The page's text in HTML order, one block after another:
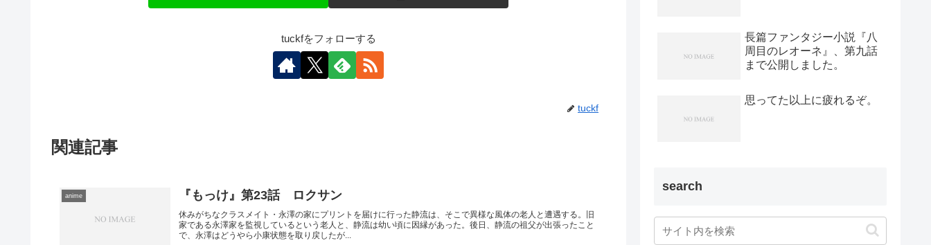
tuckfをフォローする
tuckf
関連記事
anime 『もっけ』第23話 ロクサン
休みがちなクラスメイト・永澤の家にプリントを届けに行った静流は、そこで異様な風体の老人と遭遇する。旧
家である永澤家を監視しているという老人と、静流は幼い頃に因縁があった。後日、静流の祖父が出張ったこと
で、永澤はどうやら小康状態を取り戻したが...
長篇ファンタジー小説『八
周目のレオーネ』、第九話
まで公開しました。
思ってた以上に疲れるぞ。
search